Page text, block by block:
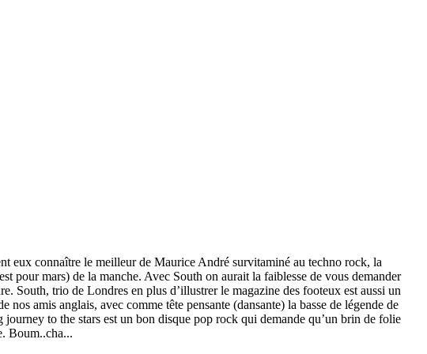
eux connaître le meilleur de Maurice André survitaminé au techno rock, la
pour mars) de la manche. Avec South on aurait la faiblesse de vous demander
South, trio de Londres en plus d’illustrer le magazine des footeux est aussi un
amis anglais, avec comme tête pensante (dansante) la basse de légende de
to the stars est un bon disque pop rock qui demande qu’un brin de folie
Boum..cha...